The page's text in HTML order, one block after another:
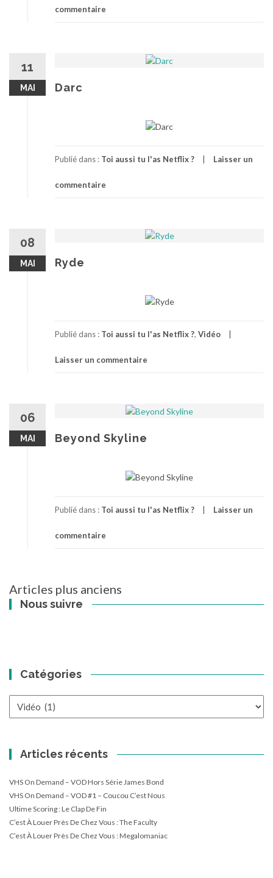
commentaire
11
MAI Darc
Publié dans : Toi aussi tu l'as Netflix ? Laisser un
commentaire
08
MAI Ryde
Publié dans : Toi aussi tu l'as Netflix ?, Vidéo
Laisser un commentaire
06
MAI Beyond Skyline
Publié dans : Toi aussi tu l'as Netflix ? Laisser un
commentaire
Navigation
des
Articles plus anciens
Nous suivre
Catégories
Catégories
Articles récents
VHS On Demand – VOD Hors Série James Bond
VHS On Demand – VOD #1 – Coucou C’est Nous
Ultime Scoring : Le Clap De Fin
C’est À Louer Près De Chez Vous : The Faculty
C’est À Louer Près De Chez Vous : Megalomaniac